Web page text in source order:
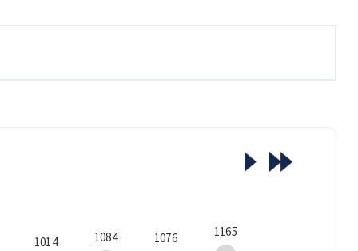
1014 1084 1076 1165